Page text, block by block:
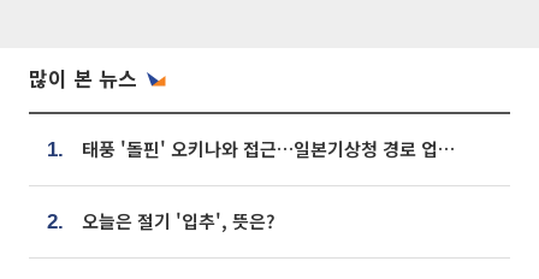
많이 본 뉴스
1. 태풍 '돌핀' 오키나와 접근…일본기상청 경로 업데이트
2. 오늘은 절기 '입추', 뜻은?